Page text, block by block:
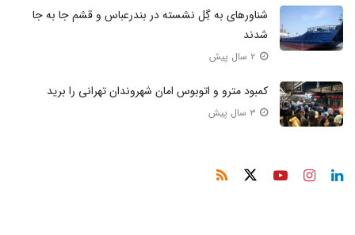
شناورهای به گِل نشسته در بندرعباس و قشم جا به جا
شدند
کمبود مترو و اتوبوس امان شهروندان تهرانی را برید